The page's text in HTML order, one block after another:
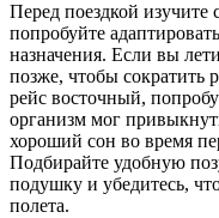
Перед поездкой
попробуйте
назначения. Если вы
позже, чтобы сократить
рейс восточный,
организм мог
хороший сон во время
Подбирайте удобную
подушку и убедитесь,
полета.